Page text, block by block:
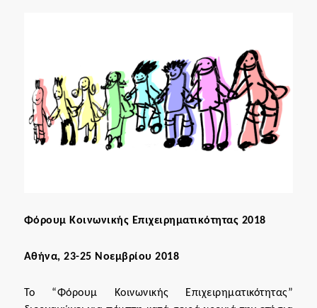
Φόρουμ Κοινωνικής Επιχειρηματικότητας 2018
Αθήνα, 23-25 Νοεμβρίου 2018
Το “Φόρουμ Κοινωνικής Επιχειρηματικότητας”